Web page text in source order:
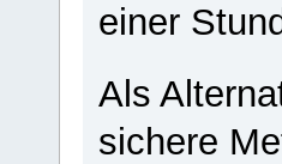
einer
Als
sichere